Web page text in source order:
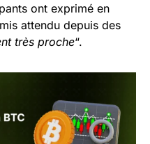
ont exprimé en
attendu depuis des
très proche“.